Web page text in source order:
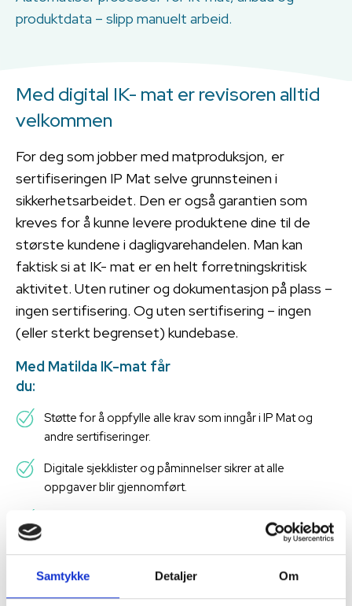
Samtykke Detaljer Om
produktdata – slipp manuelt arbeid.
Med digital IK- mat er revisoren alltid
velkommen
For deg som jobber med matproduksjon, er
sertifiseringen IP Mat selve grunnsteinen i
sikkerhetsarbeidet. Den er også garantien som
kreves for å kunne levere produktene dine til de
største kundene i dagligvarehandelen. Man kan
faktisk si at IK- mat er en helt forretningskritisk
aktivitet. Uten rutiner og dokumentasjon på plass –
ingen sertifisering. Og uten sertifisering – ingen
(eller sterkt begrenset) kundebase.
Med Matilda IK-mat får
du:
Støtte for å oppfylle alle krav som inngår i IP Mat og
andre sertifiseringer.
Digitale sjekklister og påminnelser sikrer at alle
oppgaver blir gjennomført.
Fullstendig dokumentasjon og sporbarhet som
forenkler revisjonen.
Les mer